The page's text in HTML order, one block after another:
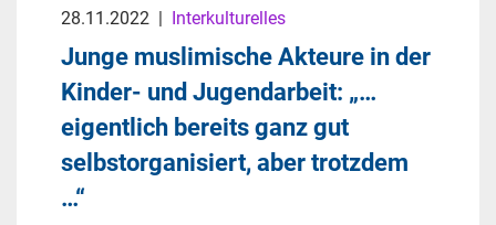
28.11.2022 | Interkulturelles
Junge muslimische Akteure in der
Kinder- und Jugendarbeit: „…
eigentlich bereits ganz gut
selbstorganisiert, aber trotzdem
…“